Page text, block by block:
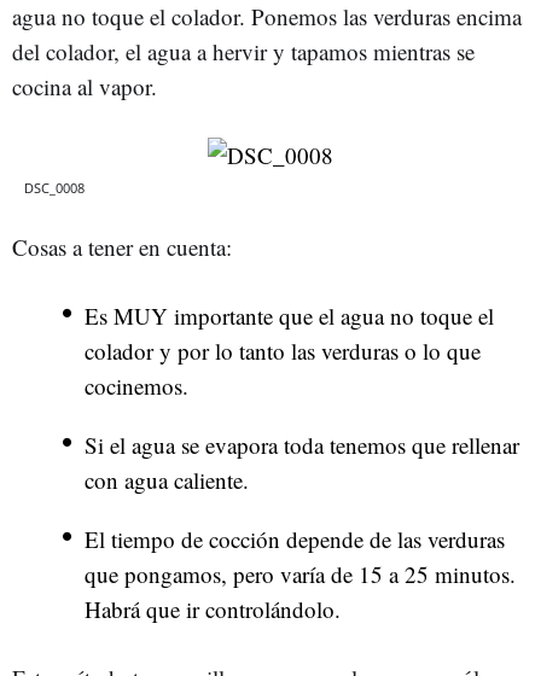
agua no toque el colador. Ponemos las verduras encima
del colador, el agua a hervir y tapamos mientras se
cocina al vapor.
DSC_0008
Cosas a tener en cuenta:
Es MUY importante que el agua no toque el
colador y por lo tanto las verduras o lo que
cocinemos.
Si el agua se evapora toda tenemos que rellenar
con agua caliente.
El tiempo de cocción depende de las verduras
que pongamos, pero varía de 15 a 25 minutos.
Habrá que ir controlándolo.